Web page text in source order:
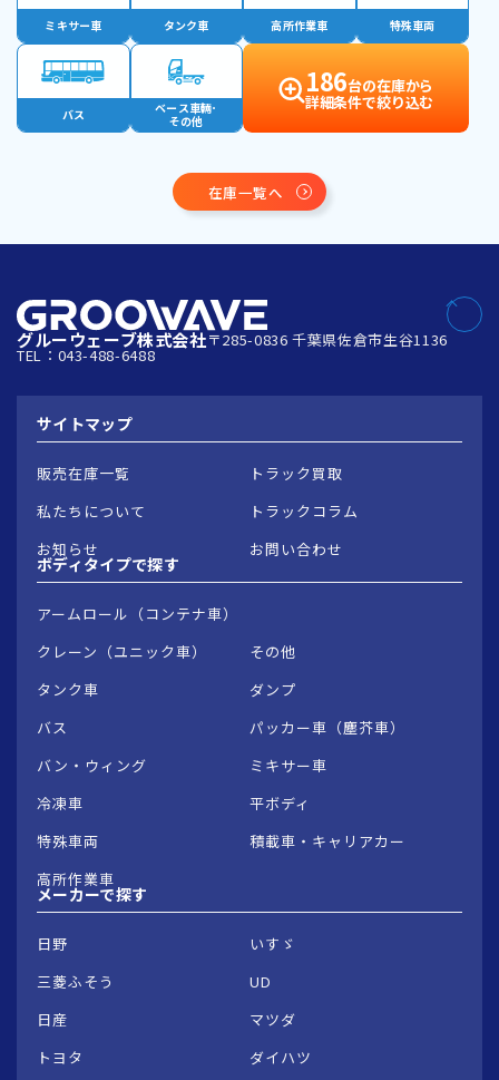
ミキサー車 タンク車 高所作業車 特殊車両
バス
ベース車輛･
その他
186台の在庫から
詳細条件で絞り込む
在庫一覧へ
グルーウェーブ株式会社〒285-0836 千葉県佐倉市生谷1136
TEL：043-488-6488
サイトマップ
販売在庫一覧
トラック買取
私たちについて
トラックコラム
お知らせ
お問い合わせ
ボディタイプで探す
アームロール（コンテナ車）
クレーン（ユニック車）
その他
タンク車
ダンプ
バス
パッカー車（塵芥車）
バン・ウィング
ミキサー車
冷凍車
平ボディ
特殊車両
積載車・キャリアカー
高所作業車
メーカーで探す
日野
いすゞ
三菱ふそう
UD
日産
マツダ
トヨタ
ダイハツ